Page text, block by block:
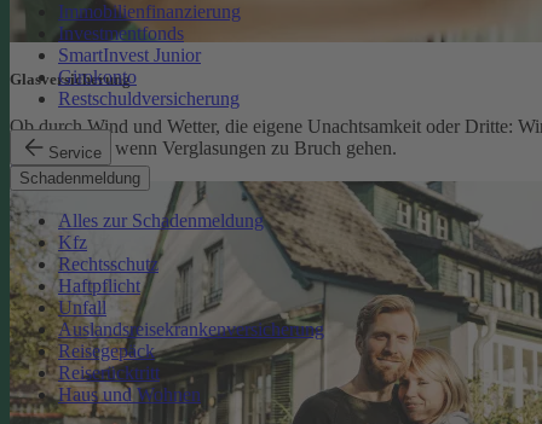
Immobilienfinanzierung
Investmentfonds
SmartInvest Junior
Girokonto
Restschuldversicherung
Service
Schadenmeldung
Alles zur Schadenmeldung
Kfz
Rechtsschutz
Haftpflicht
Unfall
Auslandsreisekrankenversicherung
Reisegepäck
Reiserücktritt
Haus und Wohnen
Glasversicherung
Ob durch Wind und Wetter, die eigene Unachtsamkeit oder Dritte:
schützen Sie, wenn Verglasungen zu Bruch gehen.
Glasversicherung